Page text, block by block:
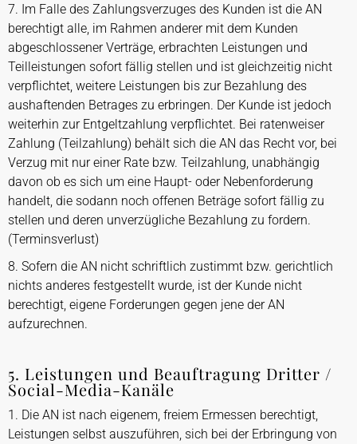
7. Im Falle des Zahlungsverzuges des Kunden ist die AN
berechtigt alle, im Rahmen anderer mit dem Kunden
abgeschlossener Verträge, erbrachten Leistungen und
Teilleistungen sofort fällig stellen und ist gleichzeitig nicht
verpflichtet, weitere Leistungen bis zur Bezahlung des
aushaftenden Betrages zu erbringen. Der Kunde ist jedoch
weiterhin zur Entgeltzahlung verpflichtet. Bei ratenweiser
Zahlung (Teilzahlung) behält sich die AN das Recht vor, bei
Verzug mit nur einer Rate bzw. Teilzahlung, unabhängig
davon ob es sich um eine Haupt- oder Nebenforderung
handelt, die sodann noch offenen Beträge sofort fällig zu
stellen und deren unverzügliche Bezahlung zu fordern.
(Terminsverlust)
8. Sofern die AN nicht schriftlich zustimmt bzw. gerichtlich
nichts anderes festgestellt wurde, ist der Kunde nicht
berechtigt, eigene Forderungen gegen jene der AN
aufzurechnen.
5. Leistungen und Beauftragung Dritter /
Social-Media-Kanäle
1. Die AN ist nach eigenem, freiem Ermessen berechtigt,
Leistungen selbst auszuführen, sich bei der Erbringung von